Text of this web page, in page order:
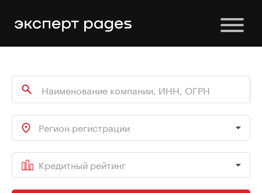
Регион регистрации
Кредитный рейтинг